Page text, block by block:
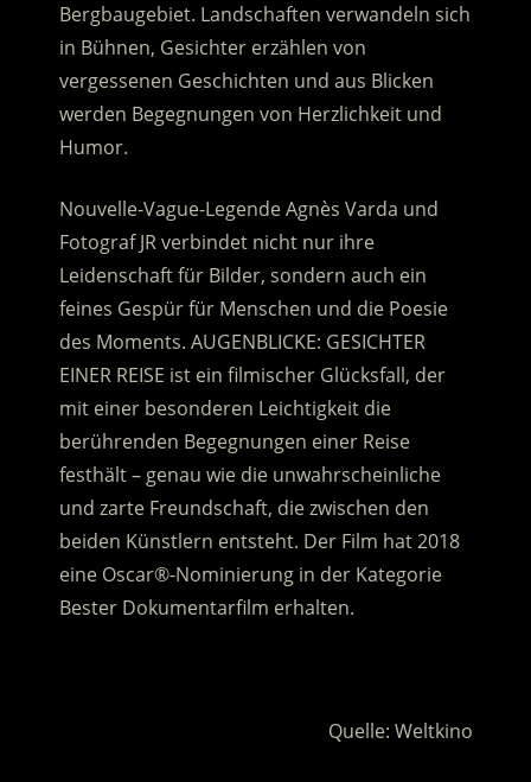
Bergbaugebiet. Landschaften verwandeln sich
in Bühnen, Gesichter erzählen von
vergessenen Geschichten und aus Blicken
werden Begegnungen von Herzlichkeit und
Humor.
Nouvelle-Vague-Legende Agnès Varda und
Fotograf JR verbindet nicht nur ihre
Leidenschaft für Bilder, sondern auch ein
feines Gespür für Menschen und die Poesie
des Moments. AUGENBLICKE: GESICHTER
EINER REISE ist ein filmischer Glücksfall, der
mit einer besonderen Leichtigkeit die
berührenden Begegnungen einer Reise
festhält – genau wie die unwahrscheinliche
und zarte Freundschaft, die zwischen den
beiden Künstlern entsteht. Der Film hat 2018
eine Oscar®-Nominierung in der Kategorie
Bester Dokumentarfilm erhalten.
Quelle: Weltkino